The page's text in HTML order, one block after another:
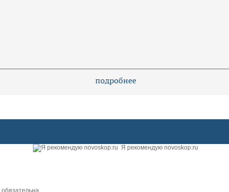
подробнее
Я рекомендую novoskop.ru
обязательна.